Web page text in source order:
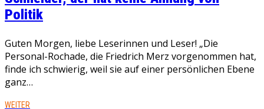
Politik
Guten Morgen, liebe Leserinnen und Leser! „Die
Personal-Rochade, die Friedrich Merz vorgenommen hat,
finde ich schwierig, weil sie auf einer persönlichen Ebene
ganz…
WEITER